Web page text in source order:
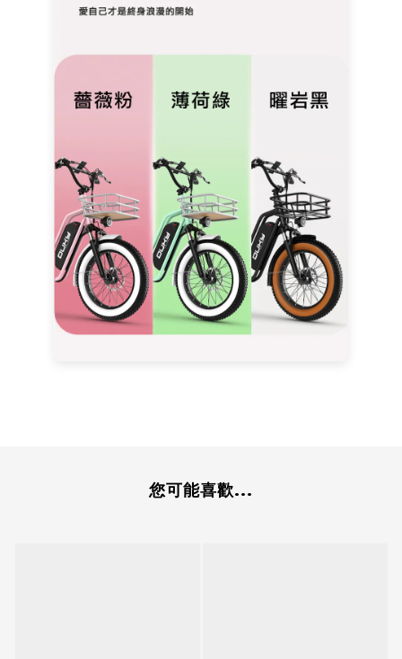
您可能喜歡...